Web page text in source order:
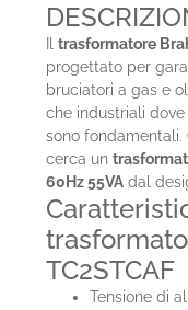
Iltrasformatore
progettato per
bruciatori a gas e
che industriali
sono
cerca un
60Hz 55VA dal
TC2STCAF
Tensione di